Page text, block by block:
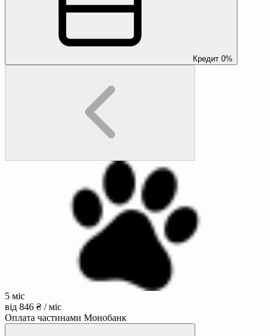
Кредит 0%
5 міс
від 846 ₴ / міс
Оплата частинами Монобанк